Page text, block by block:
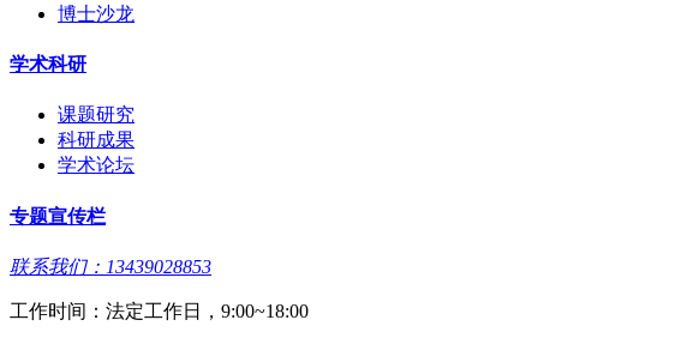
博士沙龙
学术科研
课题研究
科研成果
学术论坛
专题宣传栏
联系我们：13439028853
工作时间：法定工作日，9:00~18:00